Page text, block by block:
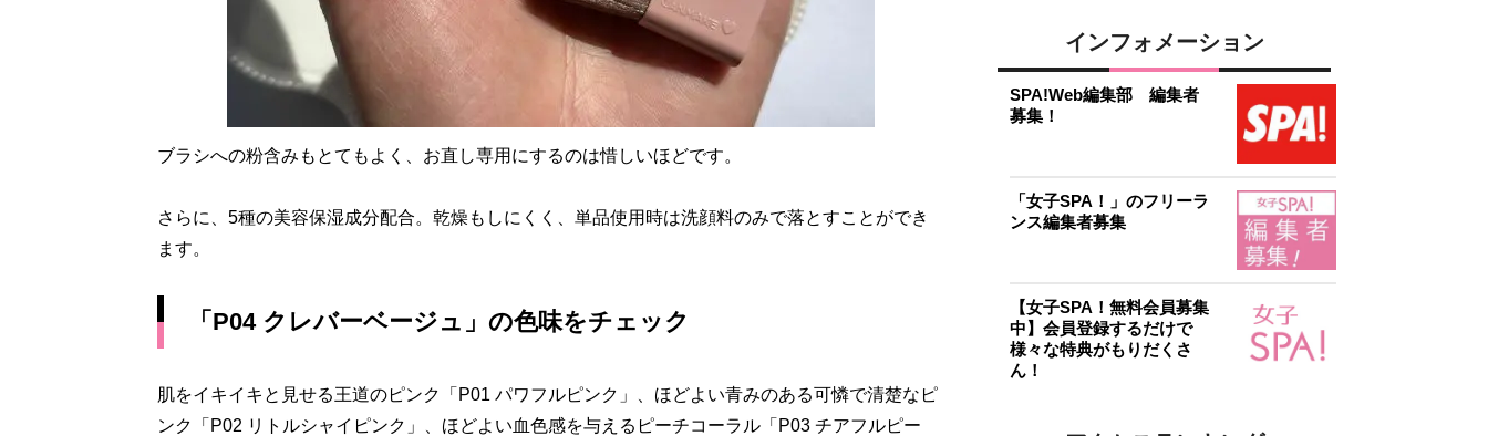
ブラシへの粉含みもとてもよく、お直し専用にするのは惜しいほどです。
さらに、5種の美容保湿成分配合。乾燥もしにくく、単品使用時は洗顔料のみで落とすことができ
ます。
「P04 クレバーベージュ」の色味をチェック
肌をイキイキと見せる王道のピンク「P01 パワフルピンク」、ほどよい青みのある可憐で清楚なピ
ンク「P02 リトルシャイピンク」、ほどよい血色感を与えるピーチコーラル「P03 チアフルピー
インフォメーション
SPA!Web編集部 編集者
募集！
「女子SPA！」のフリーラ
ンス編集者募集
【女子SPA！無料会員募集
中】会員登録するだけで
様々な特典がもりだくさ
ん！